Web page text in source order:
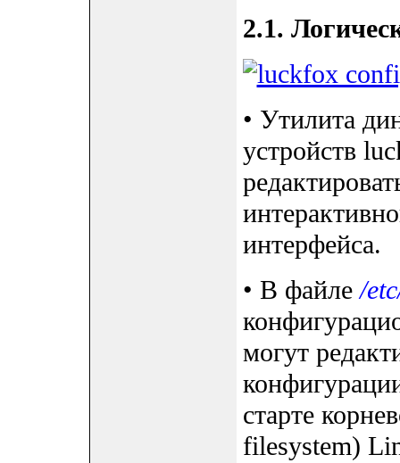
2.1.
• Утилита
устройств
интерфейса.
• В файле/
могут
старте
filesystem)